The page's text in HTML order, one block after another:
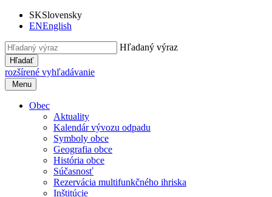
SKSlovensky
ENEnglish
Hľadaný výraz
Hľadať
rozšírené vyhľadávanie
Menu
Obec
Aktuality
Kalendár vývozu odpadu
Symboly obce
Geografia obce
História obce
Súčasnosť
Rezervácia multifunkčného ihriska
Inštitúcie